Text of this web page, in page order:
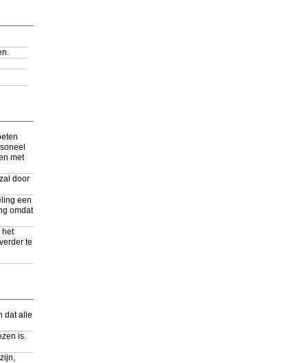
met
door
een
omdat
het
te
dat alle
is.